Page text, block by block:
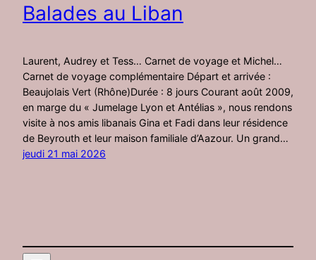
Balades au Liban
Laurent, Audrey et Tess… Carnet de voyage et Michel…
Carnet de voyage complémentaire Départ et arrivée :
Beaujolais Vert (Rhône)Durée : 8 jours Courant août 2009,
en marge du « Jumelage Lyon et Antélias », nous rendons
visite à nos amis libanais Gina et Fadi dans leur résidence
de Beyrouth et leur maison familiale d’Aazour. Un grand…
jeudi 21 mai 2026